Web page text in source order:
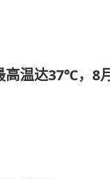
高温达37℃，8